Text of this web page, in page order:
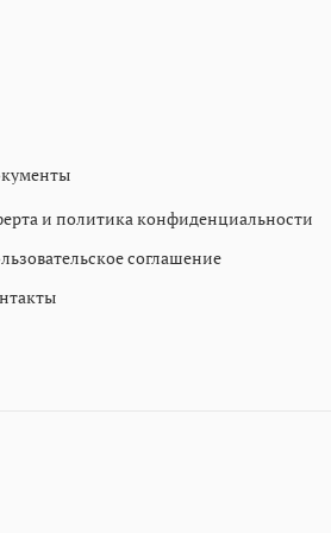
и политика конфиденциальности
соглашение